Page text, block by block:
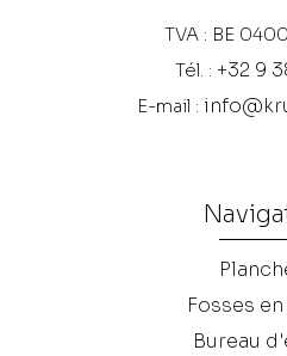
TVA : BE
Tél. : +32 9
E-mail :
Fosses
Bureau